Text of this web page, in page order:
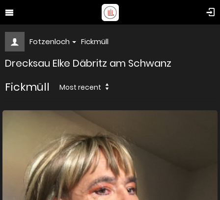
Fotzenloch Fickmüll
Drecksau Elke Däbritz am Schwanz
Fickmüll Most recent